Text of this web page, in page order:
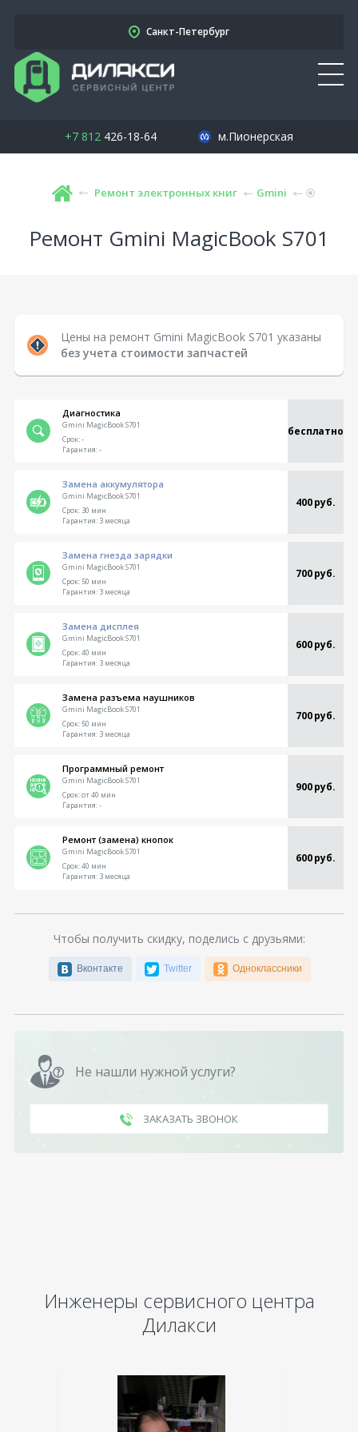
Санкт-Петербург
+7 812426-18-64 м.Пионерская
Ремонт электронных книг Gmini
Ремонт Gmini MagicBook S701
Цены на ремонт Gmini MagicBook S701 указаны
без учета стоимости запчастей
Диагностика
Gmini MagicBook S701 бесплатно
Срок:-
Гарантия:-
Замена аккумулятора
Gmini MagicBook S701 400 руб.
Срок:30 мин
Гарантия:3 месяца
Замена гнезда зарядки
Gmini MagicBook S701 700 руб.
Срок:50 мин
Гарантия:3 месяца
Замена дисплея
Gmini MagicBook S701 600 руб.
Срок:40 мин
Гарантия:3 месяца
Замена разъема наушников
Gmini MagicBook S701 700 руб.
Срок:50 мин
Гарантия:3 месяца
Программный ремонт
Gmini MagicBook S701 900 руб.
Срок:от 40 мин
Гарантия:-
Ремонт (замена) кнопок
Gmini MagicBook S701 600 руб.
Срок:40 мин
Гарантия:3 месяца
Чтобы получить скидку, поделись с друзьями:
Вконтакте Twitter Одноклассники
Не нашли нужной услуги?
ЗАКАЗАТЬ ЗВОНОК
Инженеры сервисного центра
Дилакси